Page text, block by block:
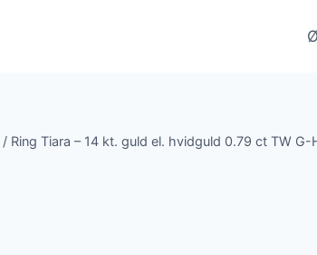
/ Ring Tiara – 14 kt. guld el. hvidguld 0.79 ct TW